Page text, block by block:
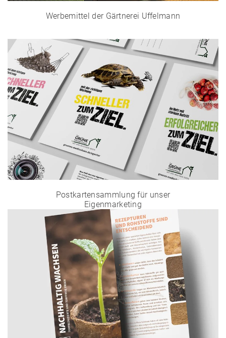
Werbemittel der Gärtnerei Uffelmann
Postkartensammlung für unser
Eigenmarketing